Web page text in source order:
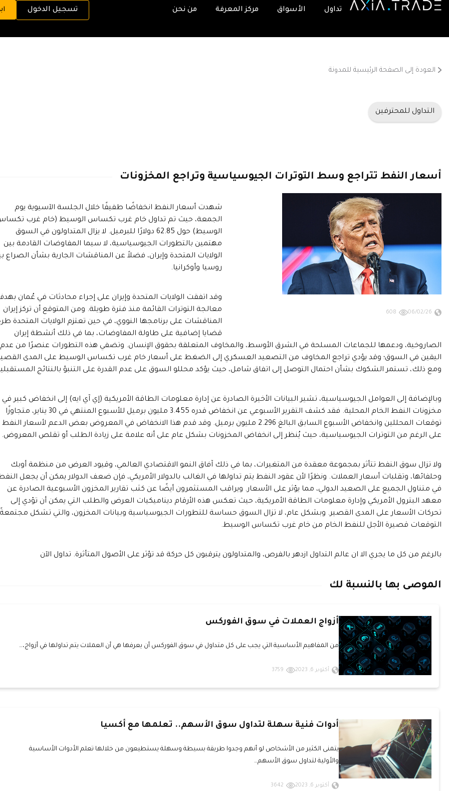
تداول الأسواق مركز المعرفة من نحن تسجيل الدخول
العودة إلى الصفحة الرئيسية للمدونة
التداول للمحترفين
أسعار النفط تتراجع وسط التوترات الجيوسياسية وتراجع المخزونات
06/02/26
608
شهدت أسعار النفط انخفاضًا طفيفًا خلال الجلسة الآسيوية يوم
الجمعة، حيث تم تداول خام غرب تكساس الوسيط (خام غرب
الوسيط) حول 62.85 دولارًا للبرميل. لا يزال المتداولون في السوق
مهتمين بالتطورات الجيوسياسية، لا سيما المفاوضات القادمة بين
الولايات المتحدة وإيران، فضلاً عن المناقشات الجارية بشأن الصراع
روسيا وأوكرانيا.
وقد اتفقت الولايات المتحدة وإيران على إجراء محادثات في عُمان
معالجة التوترات القائمة منذ فترة طويلة. ومن المتوقع أن تركز إيران
المناقشات على برنامجها النووي، في حين تعتزم الولايات المتحدة
قضايا إضافية على طاولة المفاوضات، بما في ذلك أنشطة إيران
الصاروخية، ودعمها للجماعات المسلحة في الشرق الأوسط، والمخاوف المتعلقة بحقوق الإنسان. وتضفي هذه التطورات عنصرًا من عدم
اليقين في السوق؛ وقد يؤدي تراجع المخاوف من التصعيد العسكري إلى الضغط على أسعار خام غرب تكساس الوسيط على المدى
ومع ذلك، تستمر الشكوك بشأن احتمال التوصل إلى اتفاق شامل، حيث يؤكد محللو السوق على عدم القدرة على التنبؤ بالنتائج
وبالإضافة إلى العوامل الجيوسياسية، تشير البيانات الأخيرة الصادرة عن إدارة معلومات الطاقة الأمريكية (إي آي ايه) إلى انخفاض كبير في
مخزونات النفط الخام المحلية. فقد كشف التقرير الأسبوعي عن انخفاض قدره 3.455 مليون برميل للأسبوع المنتهي في 30 يناير، متجاوزًا
توقعات المحللين وانخفاض الأسبوع السابق البالغ 2.296 مليون برميل. وقد قدم هذا الانخفاض في المعروض بعض الدعم لأسعار النفط
على الرغم من التوترات الجيوسياسية، حيث يُنظر إلى انخفاض المخزونات بشكل عام على أنه علامة على زيادة الطلب أو تقلص المعروض.
ولا تزال سوق النفط تتأثر بمجموعة معقدة من المتغيرات، بما في ذلك آفاق النمو الاقتصادي العالمي، وقيود العرض من منظمة أوبك
وحلفائها، وتقلبات أسعار العملات. ونظرًا لأن عقود النفط يتم تداولها في الغالب بالدولار الأمريكي، فإن ضعف الدولار يمكن أن يجعل
في متناول الجميع على الصعيد الدولي، مما يؤثر على الأسعار. ويراقب المستثمرون أيضًا عن كثب تقارير المخزون الأسبوعية الصادرة عن
معهد البترول الأمريكي وإدارة معلومات الطاقة الأمريكية، حيث تعكس هذه الأرقام ديناميكيات العرض والطلب التي يمكن أن تؤدي إلى
تحركات الأسعار على المدى القصير. وبشكل عام، لا تزال السوق حساسة للتطورات الجيوسياسية وبيانات المخزون، والتي تشكل مجتمعةً
التوقعات قصيرة الأجل للنفط الخام من خام غرب تكساس الوسيط.
بالرغم من كل ما يجري الا ان عالم التداول ازدهر بالفرص، والمتداولون يترقبون كل حركة قد تؤثر على الأصول المتأثرة. تداول الآن
الموصى بها بالنسبة لك
أزواج العملات في سوق الفوركس
من المفاهيم الأساسية التي يجب على كل متداول في سوق الفوركس أن يعرفها هي أن العملات يتم تداولها في أزواج،…
أكتوبر 6, 2023 3759
أدوات فنية سهلة لتداول سوق الأسهم.. تعلمها مع أكسيا
يتمنى الكثير من الأشخاص لو أنهم وجدوا طريقة بسيطة وسهلة يستطيعون من خلالها تعلم الأدوات الأساسية
والأولية لتداول سوق الأسهم…
أكتوبر 6, 2023 3642